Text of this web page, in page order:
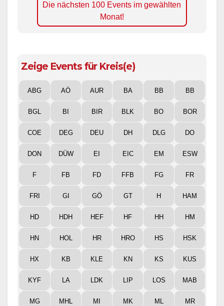
Die nächsten 100 Events im gewählten
Monat!
Zeige Events für Kreis(e)
ABG AÖ AUR BA BB BB
BGL BI BIR BLK BO BOR
COE DEG DEU DH DLG DO
DON DÜW EI EIC EM ESW
F FB FD FFB FG FR
FRI GI GÖ GT H HAM
HD HDH HEF HF HH HM
HN HOL HR HRO HS HSK
HX KB KLE KN KS KUS
KYF LA LDK LIP LOS MAB
MG MHL MI MK ML MR